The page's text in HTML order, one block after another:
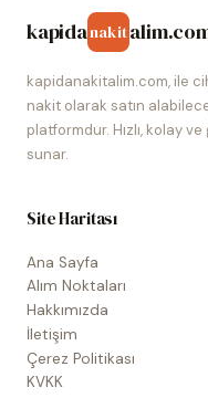
kapidanakit
kapidanakitalim.com, ile
nakit olarak satın
platformdur. Hızlı, kolay
sunar.
Site Haritası
Ana Sayfa
Alım Noktaları
Hakkımızda
İletişim
Çerez Politikası
KVKK